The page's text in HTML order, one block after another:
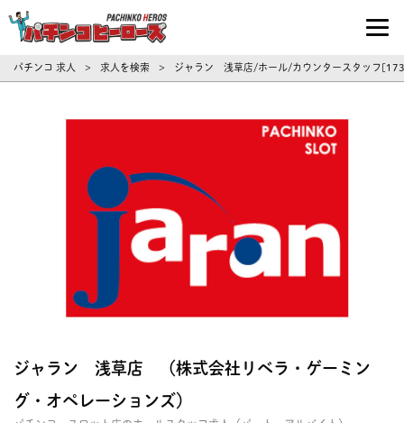
パチンコ求人・転職ならパチンコヒーロ
パチンコ 求人 > 求人を検索 > ジャラン 浅草店/ホール/カウンタースタッフ
ジャラン 浅草店 （株式会社リベラ・ゲーミン
グ・オペレーションズ）